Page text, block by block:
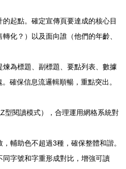
的起點。確定宣傳頁要達成的核心目
化？）以及面向誰（他們的年齡、
煉為標題、副標題、要點列表、數據
確保信息流邏輯順暢，重點突出。
型閱讀模式），合理運用網格系統對
輔助色不超過3種，確保整體和諧。
同字號和字重形成對比，增強可讀